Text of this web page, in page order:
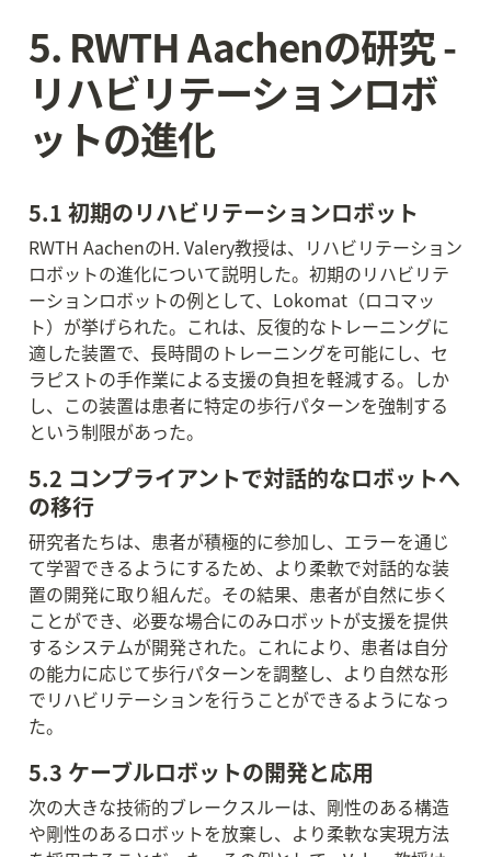
5. RWTH Aachenの研究 -
リハビリテーションロボ
ットの進化
5.1 初期のリハビリテーションロボット
RWTH AachenのH. Valery教授は、リハビリテーション
ロボットの進化について説明した。初期のリハビリテ
ーションロボットの例として、Lokomat（ロコマッ
ト）が挙げられた。これは、反復的なトレーニングに
適した装置で、長時間のトレーニングを可能にし、セ
ラピストの手作業による支援の負担を軽減する。しか
し、この装置は患者に特定の歩行パターンを強制する
という制限があった。
5.2 コンプライアントで対話的なロボットへ
の移行
研究者たちは、患者が積極的に参加し、エラーを通じ
て学習できるようにするため、より柔軟で対話的な装
置の開発に取り組んだ。その結果、患者が自然に歩く
ことができ、必要な場合にのみロボットが支援を提供
するシステムが開発された。これにより、患者は自分
の能力に応じて歩行パターンを調整し、より自然な形
でリハビリテーションを行うことができるようになっ
た。
5.3 ケーブルロボットの開発と応用
次の大きな技術的ブレークスルーは、剛性のある構造
や剛性のあるロボットを放棄し、より柔軟な実現方法